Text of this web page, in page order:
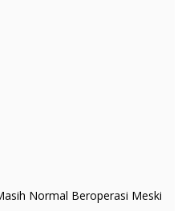
Normal Beroperasi Meski